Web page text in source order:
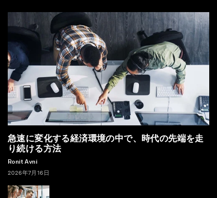
急速に変化する経済環境の中で、時代の先端を走
り続ける方法
Ronit Avni
2026年7月16日